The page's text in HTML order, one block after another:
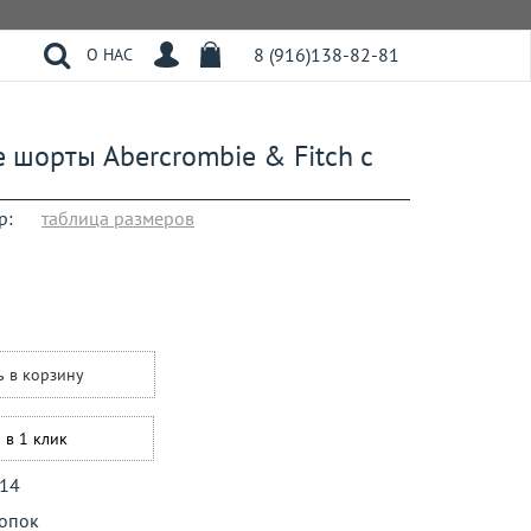
О НАС 8 (916)138-82-81
шорты Abercrombie & Fitch с
таблица размеров
в корзину
в 1 клик